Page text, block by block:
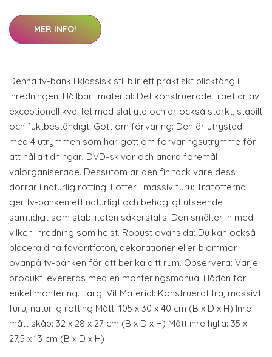
MER INFO!
Denna tv-bänk i klassisk stil blir ett praktiskt blickfång i
inredningen. Hållbart material: Det konstruerade träet är av
exceptionell kvalitet med slät yta och är också starkt, stabilt
och fuktbeständigt. Gott om förvaring: Den är utrystad
med 4 utrymmen som har gott om förvaringsutrymme för
att hålla tidningar, DVD-skivor och andra föremål
välorganiserade. Dessutom är den fin tack vare dess
dörrar i naturlig rotting. Fötter i massiv furu: Träfötterna
ger tv-bänken ett naturligt och behagligt utseende
samtidigt som stabiliteten säkerställs. Den smälter in med
vilken inredning som helst. Robust ovansida: Du kan också
placera dina favoritfoton, dekorationer eller blommor
ovanpå tv-bänken för att berika ditt rum. Observera: Varje
produkt levereras med en monteringsmanual i lådan för
enkel montering. Färg: Vit Material: Konstruerat trä, massivt
furu, naturlig rotting Mått: 105 x 30 x 40 cm (B x D x H) Inre
mått skåp: 32 x 28 x 27 cm (B x D x H) Mått inre hylla: 35 x
27,5 x 13 cm (B x D x H)